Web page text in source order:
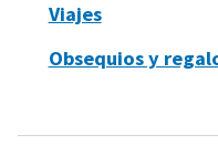
Viajes
Obsequios y